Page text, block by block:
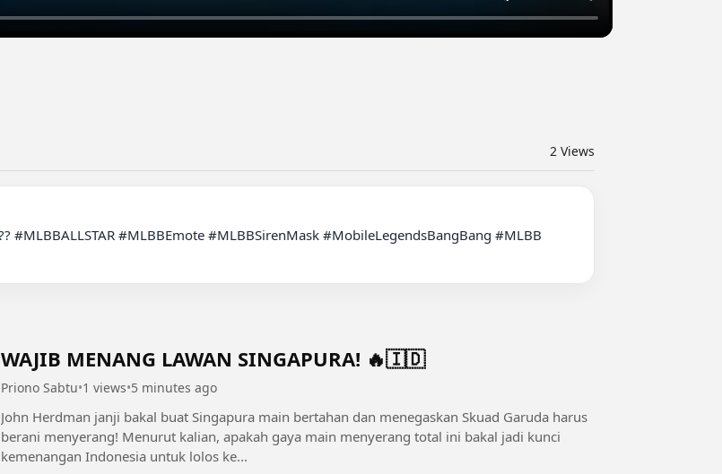
2 Views
WAJIB MENANG LAWAN SINGAPURA! 🔥🇮🇩
Priono Sabtu•1 views•5 minutes ago
John Herdman janji bakal buat Singapura main bertahan dan menegaskan Skuad Garuda harus
berani menyerang! Menurut kalian, apakah gaya main menyerang total ini bakal jadi kunci
kemenangan Indonesia untuk lolos ke...